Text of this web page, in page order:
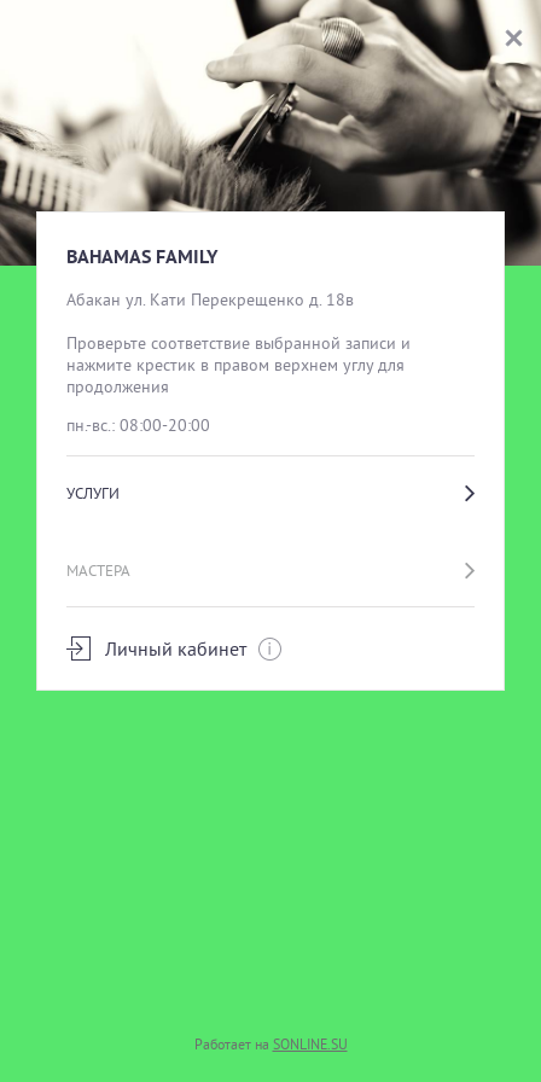
BAHAMAS FAMILY
Абакан ул. Кати Перекрещенко д. 18в
Проверьте соответствие выбранной записи и
нажмите крестик в правом верхнем углу для
продолжения
пн.-вс.: 08:00-20:00
УСЛУГИ
МАСТЕРА
Личный кабинет
Работает на SONLINE.SU
BAHAMAS FAMILY
ВЫБОР УСЛУГИ